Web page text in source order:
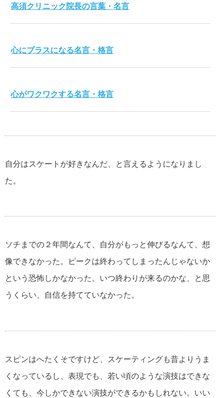
高須クリニック院長の言葉・名言
心にプラスになる名言・格言
心がワクワクする名言・格言
伊集院静の名言・格言
自分が強くなる名言・格言
松下幸之助の名言・格言
自分はスケートが好きなんだ、と言えるようになりまし
た。
ソチまでの２年間なんて、自分がもっと伸びるなんて、想
像できなかった。ピークは終わってしまったんじゃないか
という恐怖しかなかった。いつ終わりが来るのかな、と思
うくらい、自信を持てていなかった。
スピンはへたくそですけど、スケーティングも昔よりうま
くなっているし、表現でも、若い頃のような演技はできな
くても、今しかできない演技ができるかもしれない。いい